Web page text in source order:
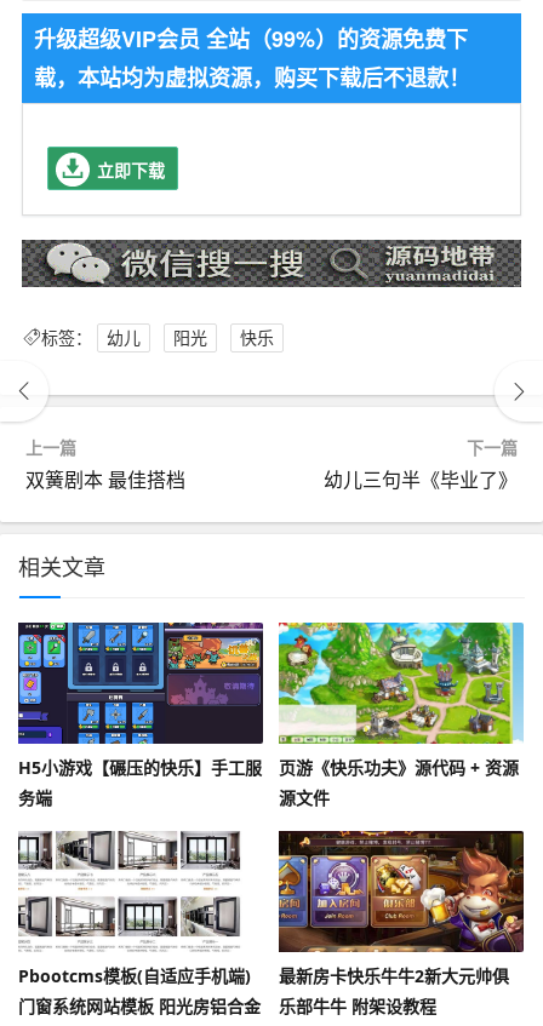
升级超级VIP会员 全站（99%）的资源免费下
载，本站均为虚拟资源，购买下载后不退款！
立即下载
标签： 幼儿 阳光 快乐
上一篇
双簧剧本 最佳搭档
下一篇
幼儿三句半《毕业了》
相关文章
H5小游戏【碾压的快乐】手工服
务端
页游《快乐功夫》源代码 + 资源
源文件
Pbootcms模板(自适应手机端)
门窗系统网站模板 阳光房铝合金
最新房卡快乐牛牛2新大元帅俱
乐部牛牛 附架设教程